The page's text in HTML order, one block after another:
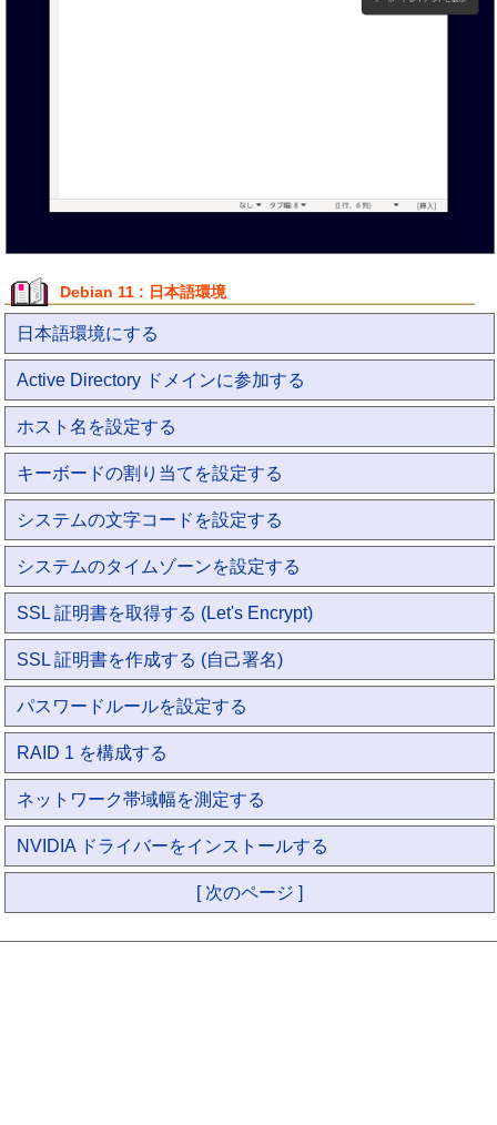
Debian 11 : 日本語環境
日本語環境にする
Active Directory ドメインに参加する
ホスト名を設定する
キーボードの割り当てを設定する
システムの文字コードを設定する
システムのタイムゾーンを設定する
SSL 証明書を取得する (Let's Encrypt)
SSL 証明書を作成する (自己署名)
パスワードルールを設定する
RAID 1 を構成する
ネットワーク帯域幅を測定する
NVIDIA ドライバーをインストールする
[ 次のページ ]